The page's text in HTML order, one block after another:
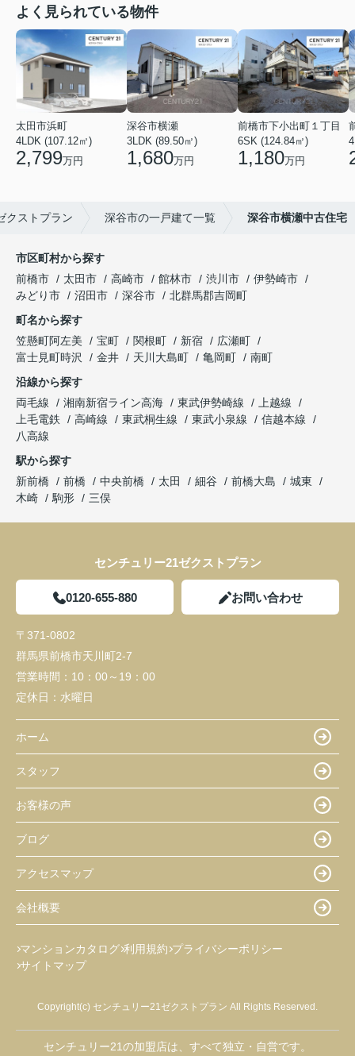
よく見られている物件
太田市浜町
4LDK (107.12㎡)
2,799万円
深谷市横瀬
3LDK (89.50㎡)
1,680万円
前橋市下小出町１丁目
6SK (124.84㎡)
1,180万円
クストプラン 深谷市の一戸建て一覧 深谷市横瀬中古住宅
市区町村から探す
前橋市
太田市 高崎市 館林市 渋川市
伊勢崎市
みどり市
沼田市 深谷市
北群馬郡吉岡町
町名から探す
笠懸町阿左美
宝町 関根町 新宿
広瀬町
富士見町時沢
金井 天川大島町 亀岡町
南町
沿線から探す
両毛線
湘南新宿ライン高海 東武伊勢崎線
上越線
上毛電鉄
高崎線 東武桐生線 東武小泉線
信越本線
八高線
駅から探す
新前橋
前橋 中央前橋 太田 細谷 前橋大島
城東
木崎
駒形 三俣
センチュリー21ゼクストプラン
0120-655-880 お問い合わせ
〒371-0802
群馬県前橋市天川町2-7
営業時間： 10：00～19：00
定休日： 水曜日
ホーム
スタッフ
お客様の声
ブログ
アクセスマップ
会社概要
マンションカタログ 利用規約 プライバシーポリシー
サイトマップ
Copyright(c) センチュリー21ゼクストプラン All Rights Reserved.
センチュリー21の加盟店は、すべて独立・自営です。